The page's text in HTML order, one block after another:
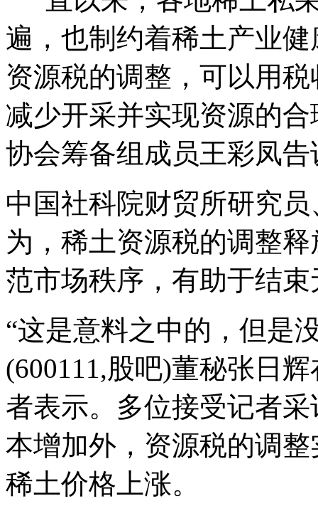
遍，也制约着稀土产业
资源税的调整，可以用
减少开采并实现资源的
协会筹备组成员王彩凤
中国社科院财贸所研究
为，稀土资源税的调整
范市场秩序，有助于结
“这是意料之中的，但是
(600111,股吧)董秘张日
者表示。多位接受记者
本增加外，资源税的调
稀土价格上涨。